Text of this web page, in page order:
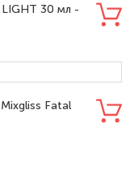
30 мл -
Fatal